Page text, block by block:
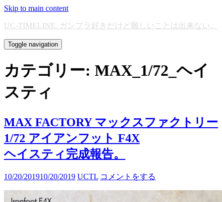
Skip to main content
UC-TIMELINE. ガンプラ好きだけど難しいことは出来ない。
Toggle navigation
カテゴリー: MAX_1/72_ヘイ
スティ
MAX FACTORY マックスファクトリー
1/72 アイアンフット F4X
ヘイスティ完成報告。
10/20/201910/20/2019 UCTL コメントをする